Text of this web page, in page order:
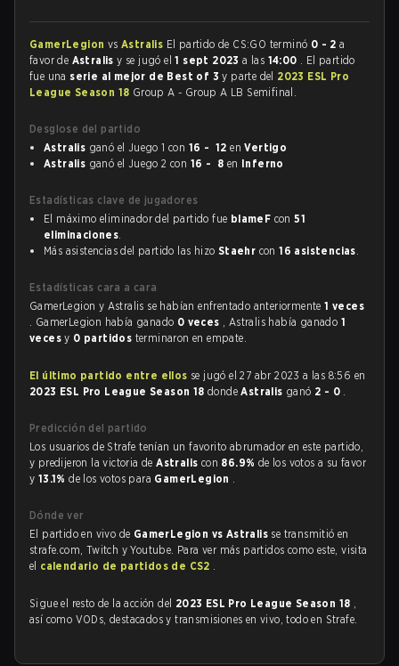
GamerLegion vsAstralis El partido de CS:GO terminó 0 - 2 a
favor de Astralisy se jugó el1 sept 2023a las 14:00 . El partido
fue una serie al mejor de Best of 3y parte del 2023 ESL Pro
League Season 18 Group A - Group A LB Semifinal.
Desglose del partido
Astralis ganó el Juego 1 con 16 - 12 enVertigo
Astralis ganó el Juego 2 con 16 - 8 en Inferno
Estadísticas clave de jugadores
El máximo eliminador del partido fue blameF con51
eliminaciones.
Más asistencias del partido las hizo Staehr con16 asistencias.
Estadísticas cara a cara
GamerLegion y Astralis se habían enfrentado anteriormente1 veces
. GamerLegion había ganado 0 veces , Astralis había ganado 1
vecesy 0 partidos terminaron en empate.
El último partido entre ellos se jugó el 27 abr 2023 a las 8:56 en
2023 ESL Pro League Season 18 dondeAstralis ganó 2 - 0 .
Predicción del partido
Los usuarios de Strafe tenían un favorito abrumador en este partido,
y predijeron la victoria deAstralis con 86.9% de los votos a su favor
y 13.1%de los votos para GamerLegion .
Dónde ver
El partido en vivo de GamerLegion vs Astralis se transmitió en
strafe.com, Twitch y Youtube. Para ver más partidos como este, visita
el calendario de partidos de CS2 .
Sigue el resto de la acción del 2023 ESL Pro League Season 18 ,
así como VODs, destacados y transmisiones en vivo, todo en Strafe.